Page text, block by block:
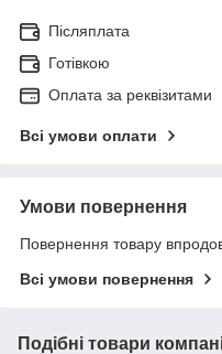
Післяплата
Готівкою
Оплата за реквізитами
Всі умови оплати
Умови повернення
Повернення товару
Всі умови повернення
Подібні товари